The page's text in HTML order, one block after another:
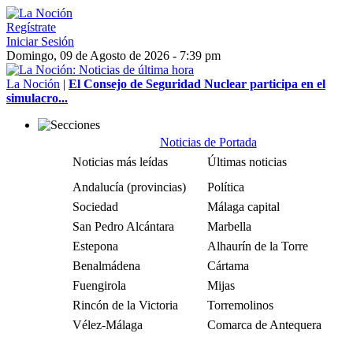
Regístrate
Iniciar Sesión
Domingo, 09 de Agosto de 2026 - 7:39 pm
La Noción | El Consejo de Seguridad Nuclear participa en el
simulacro...
Noticias de Portada
Noticias más leídas
Últimas noticias
Andalucía (provincias)
Política
Sociedad
Málaga capital
San Pedro Alcántara
Marbella
Estepona
Alhaurín de la Torre
Benalmádena
Cártama
Fuengirola
Mijas
Rincón de la Victoria
Torremolinos
Vélez-Málaga
Comarca de Antequera